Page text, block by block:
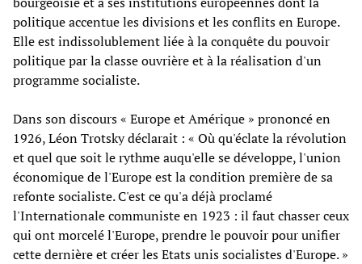
politique accentue les divisions et les conflits en Europe.
Elle est indissolublement liée à la conquête du pouvoir
politique par la classe ouvrière et à la réalisation d'un
programme socialiste.
Dans son discours « Europe et Amérique » prononcé en
1926, Léon Trotsky déclarait : « Où qu'éclate la révolution
et quel que soit le rythme auqu'elle se développe, l'union
économique de l'Europe est la condition première de sa
refonte socialiste. C'est ce qu'a déjà proclamé
l'Internationale communiste en 1923 : il faut chasser ceux
qui ont morcelé l'Europe, prendre le pouvoir pour unifier
cette dernière et créer les Etats unis socialistes d'Europe. »